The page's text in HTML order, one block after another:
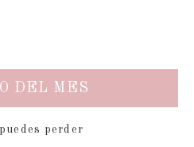
DEL MES
perder